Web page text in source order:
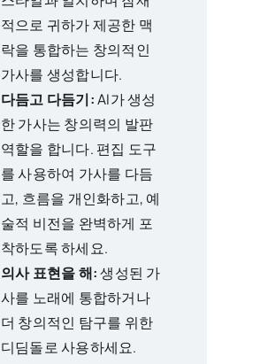
적으로 귀하가 제공한 맥
락을 통합하는 창의적인
가사를 생성합니다.
다듬고 다듬기:AI가 생성
한 가사는 창의력의 발판
역할을 합니다. 편집 도구
를 사용하여 가사를 다듬
고, 흐름을 개인화하고, 예
술적 비전을 완벽하게 포
착하도록 하세요.
의사 표현을 해:생성된 가
사를 노래에 통합하거나
더 창의적인 탐구를 위한
디딤돌로 사용하세요.